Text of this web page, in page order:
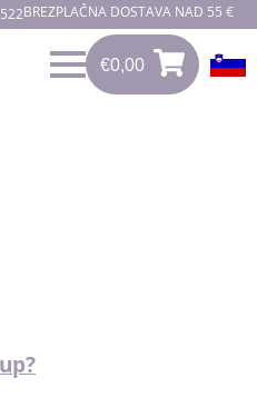
BREZPLAČNA DOSTAVA NAD 55 €
€0,00
€0,00